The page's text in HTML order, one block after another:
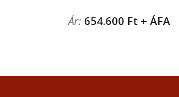
Ár: 654.600 Ft + ÁFA